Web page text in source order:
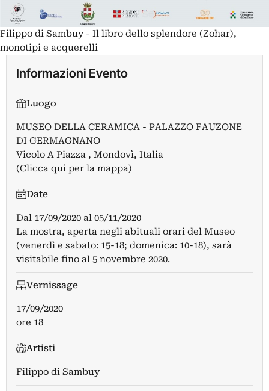
Filippo di Sambuy - Il libro dello splendore (Zohar),
monotipi e acquerelli
Informazioni Evento
Luogo
MUSEO DELLA CERAMICA - PALAZZO FAUZONE
DI GERMAGNANO
Vicolo A Piazza , Mondovì, Italia
(Clicca qui per la mappa)
Date
Dal 17/09/2020 al 05/11/2020
La mostra, aperta negli abituali orari del Museo
(venerdì e sabato: 15-18; domenica: 10-18), sarà
visitabile fino al 5 novembre 2020.
Vernissage
17/09/2020
ore 18
Artisti
Filippo di Sambuy